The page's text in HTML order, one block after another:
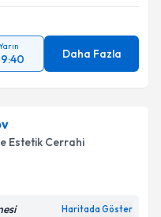
Daha Fazla
Estetik Cerrahi
Haritada Göster